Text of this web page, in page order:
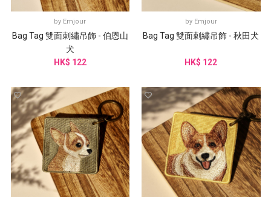
by Emjour
Bag Tag 雙面刺繡吊飾 - 伯恩山
犬
HK$ 122
by Emjour
Bag Tag 雙面刺繡吊飾 - 秋田犬
HK$ 122